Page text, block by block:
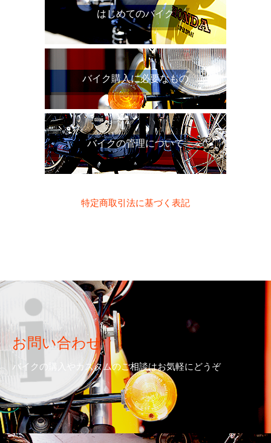
はじめてのバイク
バイク購入に必要なもの
バイクの管理について
特定商取引法に基づく表記
お問い合わせ
バイクの購入やカスタムのご相談はお気軽にどうぞ